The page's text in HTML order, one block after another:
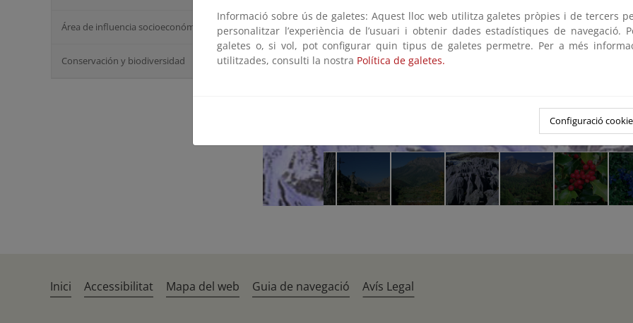
Área de influencia socioeconómica
Conservación y biodiversidad
Informació sobre ús de galetes: Aquest lloc web utilitza galetes pròpies i de tercers
personalitzar l’experiència de l’usuari i obtenir dades estadístiques de navegació.
galetes o, si vol, pot configurar quin tipus de galetes permetre. Per a més
utilitzades, consulti la nostra Política de galetes.
Configuració
Inici Accessibilitat Mapa del web Guia de navegació Avís Legal